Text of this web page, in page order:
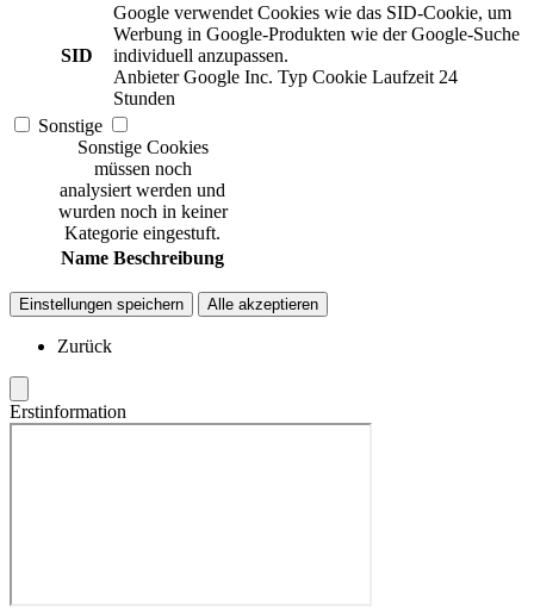
SID
Google verwendet Cookies wie das SID-Cookie, um
Werbung in Google-Produkten wie der Google-Suche
individuell anzupassen.
Anbieter Google Inc. Typ Cookie Laufzeit 24
Stunden
Sonstige
Sonstige Cookies
müssen noch
analysiert werden und
wurden noch in keiner
Kategorie eingestuft.
Name Beschreibung
Einstellungen speichern Alle akzeptieren
Zurück
Erstinformation